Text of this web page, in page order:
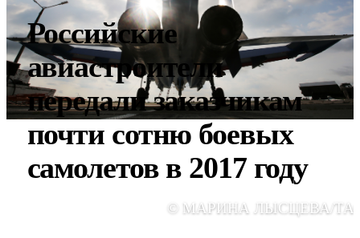
Российские
авиастроители
передали заказчикам
почти сотню боевых
самолетов в 2017 году
© МАРИНА ЛЫСЦЕВА/